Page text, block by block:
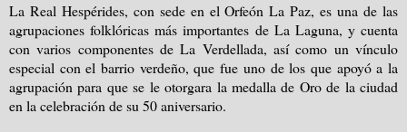
La Real Hespérides, con sede en el Orfeón La Paz, es una de las
agrupaciones folklóricas más importantes de La Laguna, y cuenta
con varios componentes de La Verdellada, así como un vínculo
especial con el barrio verdeño, que fue uno de los que apoyó a la
agrupación para que se le otorgara la medalla de Oro de la ciudad
en la celebración de su 50 aniversario.